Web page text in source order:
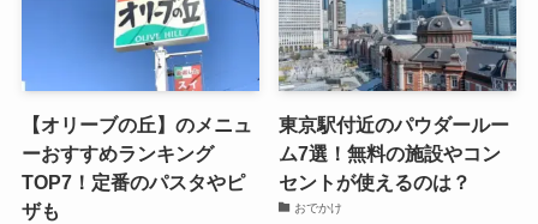
【オリーブの丘】のメニュ
ーおすすめランキング
TOP7！定番のパスタやピ
ザも
東京駅付近のパウダールー
ム7選！無料の施設やコン
セントが使えるのは？
おでかけ